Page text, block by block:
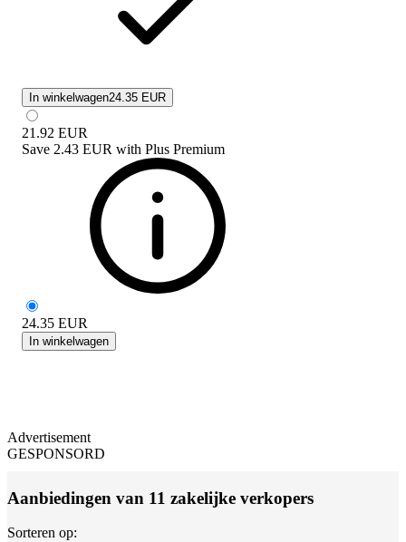
In winkelwagen24.35 EUR
21.92 EUR
Save 2.43 EUR with Plus Premium
24.35 EUR
In winkelwagen
Advertisement
GESPONSORD
Aanbiedingen van 11 zakelijke verkopers
Sorteren op: